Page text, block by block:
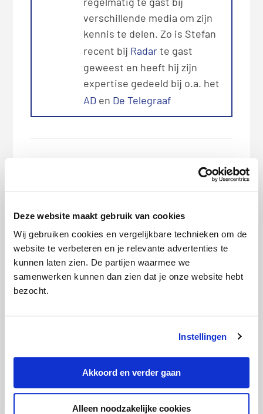
Deze website maakt gebruik van cookies
Wij gebruiken cookies en vergelijkbare technieken om de
website te verbeteren en je relevante advertenties te
kunnen laten zien. De partijen waarmee we
samenwerken kunnen dan zien dat je onze website hebt
bezocht.
Instellingen
Akkoord en verder gaan
Alleen noodzakelijke cookies
verschillende media om zijn
kennis te delen. Zo is Stefan
recent bij Radarte gast
geweest en heeft hij zijn
expertise gedeeld bij o.a. het
AD en De Telegraaf
Deze artikelen kunnen we je
aanraden:
Goedkoopste autoverzekering in
augustus 2026